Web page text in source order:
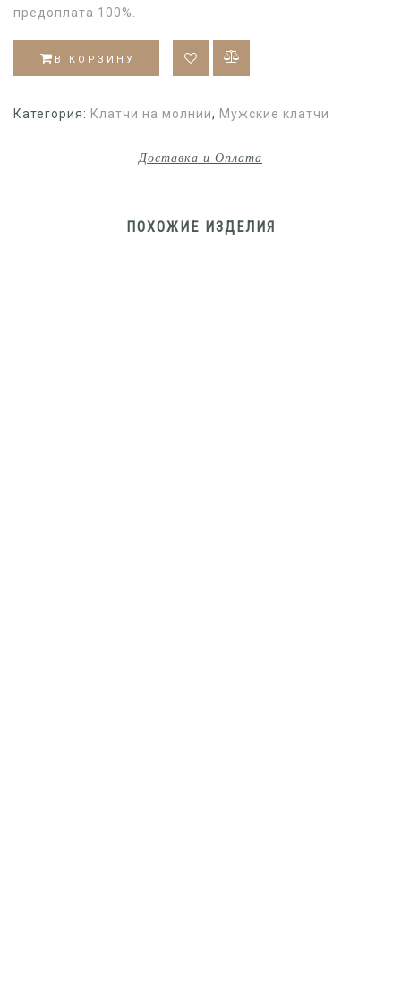
предоплата 100%.
В КОРЗИНУ
Категория: Клатчи на молнии, Мужские клатчи
Доставка и Оплата
ПОХОЖИЕ ИЗДЕЛИЯ